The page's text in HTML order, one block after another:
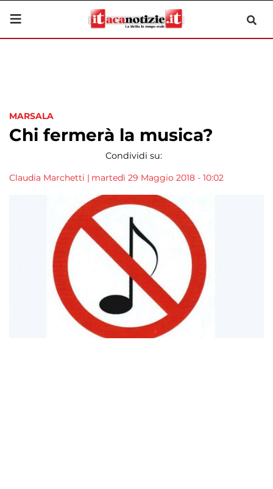
MARSALA
Chi fermerà la musica?
Condividi su:
Claudia Marchetti | martedì 29 Maggio 2018 - 10:02